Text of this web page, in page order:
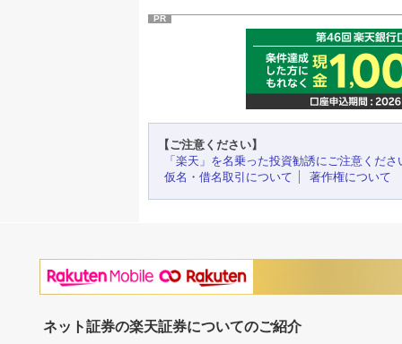
PR
【ご注意ください】
「楽天」を名乗った投資勧誘にご注意くださ
仮名・借名取引について
著作権について
ネット証券の楽天証券についてのご紹介